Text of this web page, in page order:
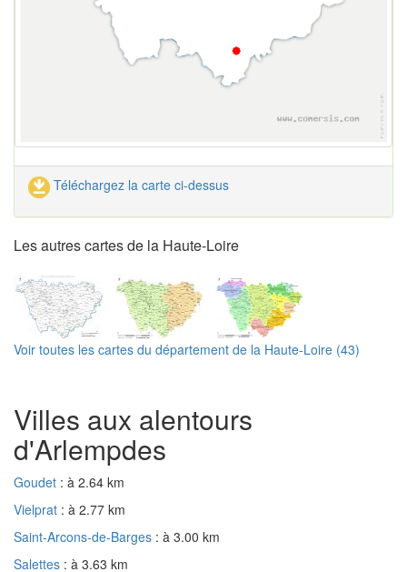
Téléchargez la carte ci-dessus
Les autres cartes de la Haute-Loire
Voir toutes les cartes du département de la Haute-Loire (43)
Villes aux alentours
d'Arlempdes
Goudet : à 2.64 km
Vielprat : à 2.77 km
Saint-Arcons-de-Barges : à 3.00 km
Salettes : à 3.63 km